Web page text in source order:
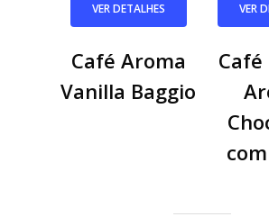
VER DETALHES
Café Aroma
Vanilla Baggio
VER
Café